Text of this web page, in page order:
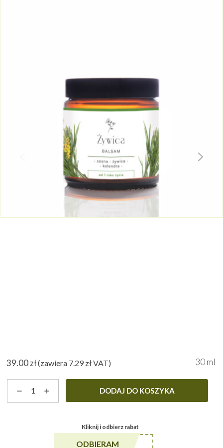
39.00zł(zawiera 7.29 złVAT) 30 ml
DODAJ DO KOSZYKA
Kliknij i odbierz rabat
ODBIERAM
******A5